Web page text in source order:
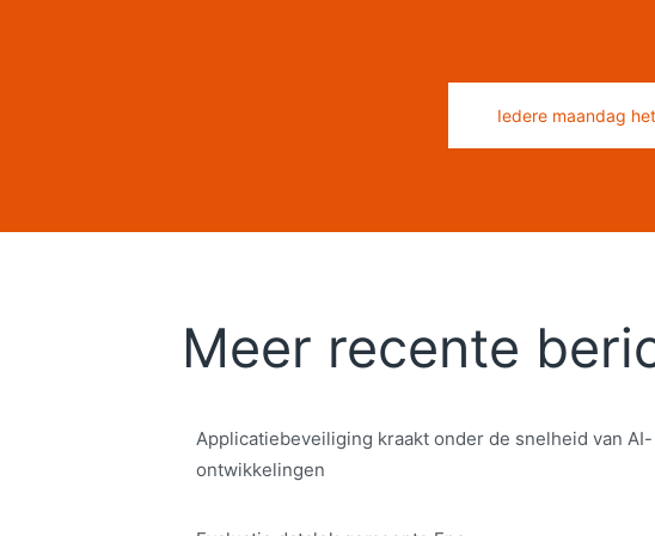
Iedere maandag
Meer recente
Applicatiebeveiliging kraakt onder de snelheid van AI-
ontwikkelingen